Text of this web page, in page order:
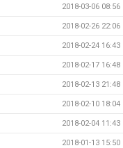
2018-03-06 08:56
2018-02-26 22:06
2018-02-24 16:43
2018-02-17 16:48
2018-02-13 21:48
2018-02-10 18:04
2018-02-04 11:43
2018-01-13 15:50